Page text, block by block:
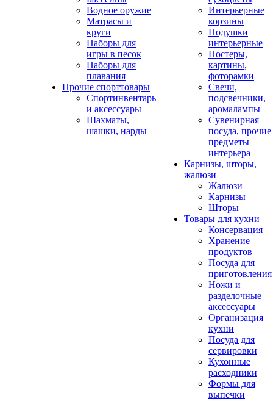
Водное оружие
Матрасы и
круги
Наборы для
игры в песок
Наборы для
плавания
Прочие спорттовары
Спортинвентарь
и аксессуары
Шахматы,
шашки, нарды
Интерьерные
корзины
Подушки
интерьерные
Постеры,
картины,
фоторамки
Свечи,
подсвечники,
аромалампы
Сувенирная
посуда, прочие
предметы
интерьера
Карнизы, шторы,
жалюзи
Жалюзи
Карнизы
Шторы
Товары для кухни
Консервация
Хранение
продуктов
Посуда для
приготовления
Ножи и
разделочные
аксессуары
Организация
кухни
Посуда для
сервировки
Кухонные
расходники
Формы для
выпечки